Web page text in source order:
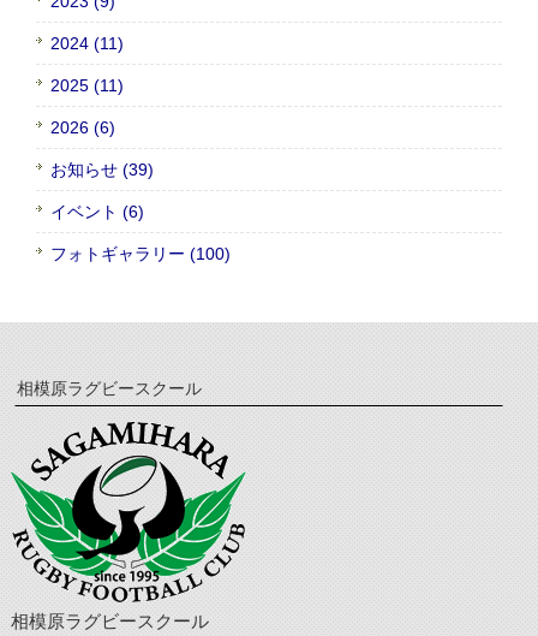
2024 (11)
2025 (11)
2026 (6)
お知らせ (39)
イベント (6)
フォトギャラリー (100)
相模原ラグビースクール
相模原ラグビースクール